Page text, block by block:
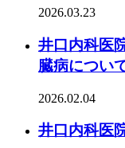
2026.03.23
井口内科医
臓病につい
2026.02.04
井口内科医